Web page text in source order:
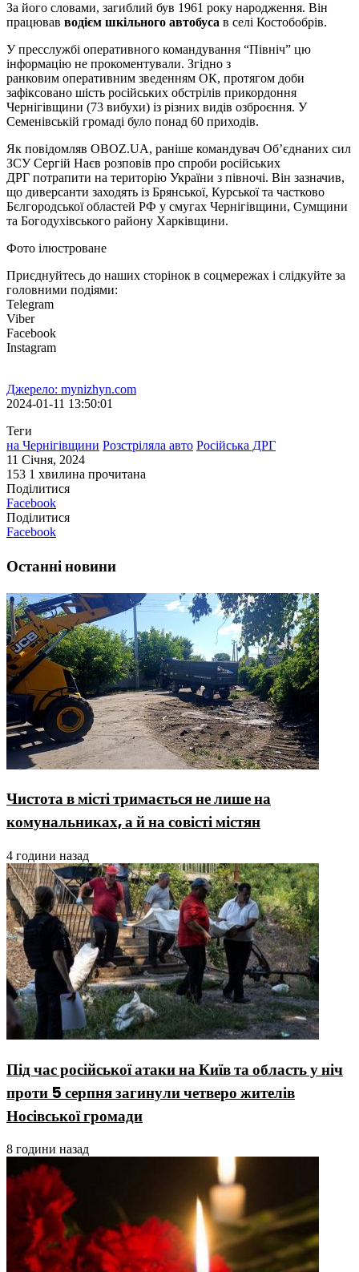
За його словами, загиблий був 1961 року народження. Він
працював водієм шкільного автобуса в селі Костобобрів.
У пресслужбі оперативного командування “Північ” цю
інформацію не прокоментували. Згідно з
ранковим оперативним зведенням ОК, протягом доби
зафіксовано шість російських обстрілів прикордоння
Чернігівщини (73 вибухи) із різних видів озброєння. У
Семенівській громаді було понад 60 приходів.
Як повідомляв OBOZ.UA, раніше командувач Об’єднаних сил
ЗСУ Сергій Наєв розповів про спроби російських
ДРГ потрапити на територію України з півночі. Він зазначив,
що диверсанти заходять із Брянської, Курської та частково
Бєлгородської областей РФ у смугах Чернігівщини, Сумщини
та Богодухівського району Харківщини.
Фото ілюстроване
Приєднуйтесь до наших сторінок в соцмережах і слідкуйте за
головними подіями:
Telegram
Viber
Facebook
Instagram
Джерело: mynizhyn.com
2024-01-11 13:50:01
Теги
на Чернігівщини Розстріляла авто Російська ДРГ
11 Січня, 2024
153 1 хвилина прочитана
Поділитися
Facebook
Поділитися
Facebook
Останні новини
Чистота в місті тримається не лише на
комунальниках, а й на совісті містян
4 години назад
Під час російської атаки на Київ та область у ніч
проти 5 серпня загинули четверо жителів
Носівської громади
8 години назад